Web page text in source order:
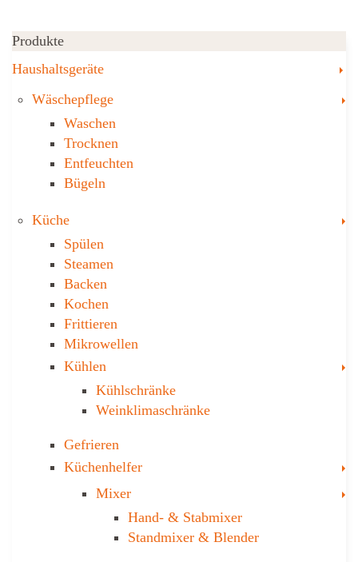
Produkte
Haushaltsgeräte
Wäschepflege
Waschen
Trocknen
Ent­feuch­ten
Bügeln
Küche
Spülen
Steamen
Backen
Kochen
Frittieren
Mikrowellen
Kühlen
Kühl­schränke
Weinklima­schränke
Gefrieren
Küchenhelfer
Mixer
Hand- & ­Stabmixer
Stand­mixer & Blender